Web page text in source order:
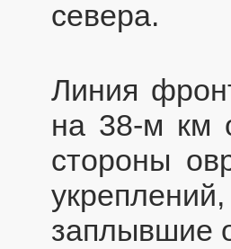
севера.
Линия
на 38-м км
стороны
заплывшие